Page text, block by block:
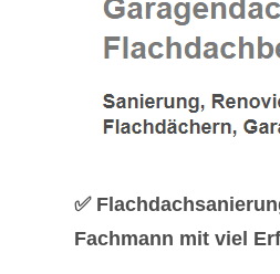
✅
Fachmann mit viel